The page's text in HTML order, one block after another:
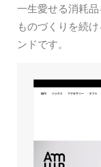
一生愛せる消耗
ものづくりを続
ンドです。